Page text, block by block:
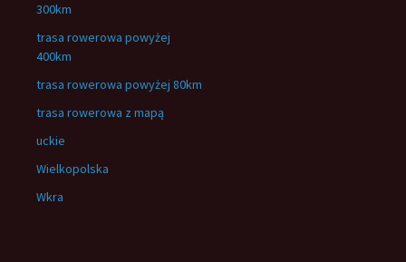
300km
trasa rowerowa powyżej
400km
trasa rowerowa powyżej 80km
trasa rowerowa z mapą
uckie
Wielkopolska
Wkra